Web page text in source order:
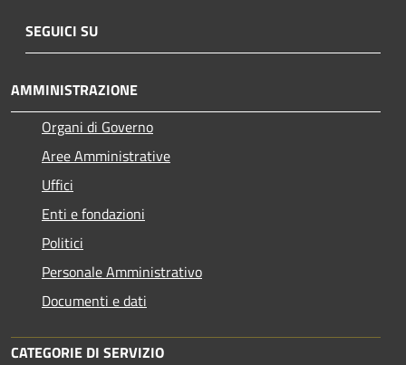
SEGUICI SU
AMMINISTRAZIONE
Organi di Governo
Aree Amministrative
Uffici
Enti e fondazioni
Politici
Personale Amministrativo
Documenti e dati
CATEGORIE DI SERVIZIO